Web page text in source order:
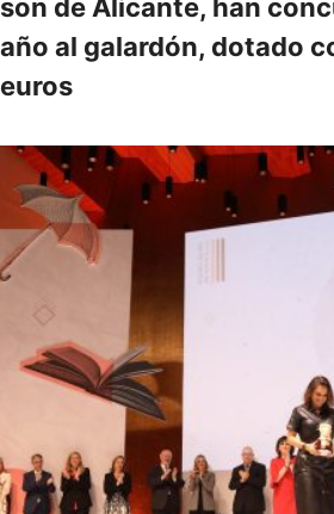
son de Alicante, han
año al galardón, dotado
euros